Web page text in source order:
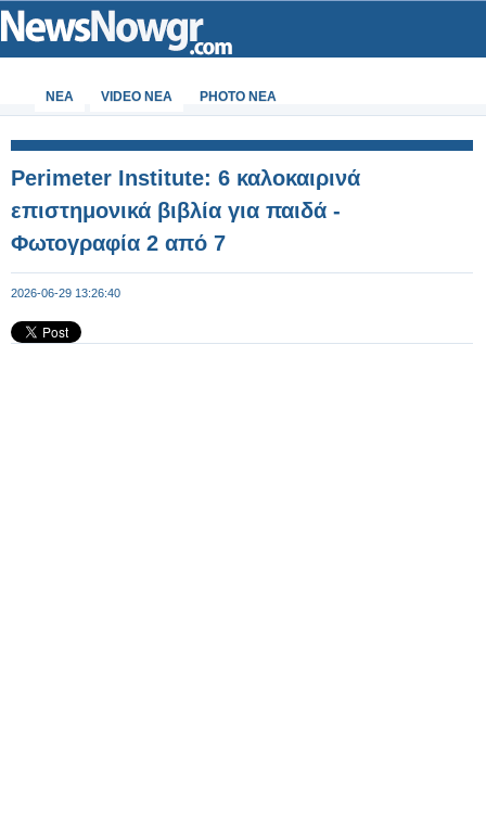
ΝΕΑ VIDEO NEA PHOTO NEA
Perimeter Institute: 6 καλοκαιρινά
επιστημονικά βιβλία για παιδά -
Φωτογραφία 2 από 7
2026-06-29 13:26:40